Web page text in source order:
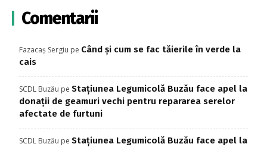
Comentarii
Fazacaș Sergiu pe Când și cum se fac tăierile în verde la
cais
SCDL Buzău pe Stațiunea Legumicolă Buzău face apel la
donații de geamuri vechi pentru repararea serelor
afectate de furtuni
SCDL Buzău pe Stațiunea Legumicolă Buzău face apel la